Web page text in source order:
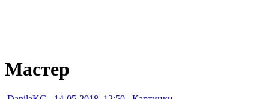
Мастер